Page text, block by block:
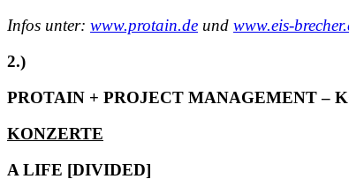
Infos unter: www.protain.de und www.eis-
2.)
PROTAIN + PROJECT MANAGEMENT –
KONZERTE
A LIFE [DIVIDED]